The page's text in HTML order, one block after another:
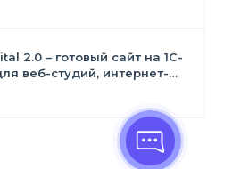
2.0 – готовый сайт на 1C-
веб-студий, интернет-